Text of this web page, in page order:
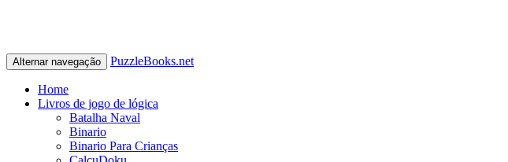
Alternar navegação PuzzleBooks.net
Home
Livros de jogo de lógica
Batalha Naval
Binario
Binario Para Crianças